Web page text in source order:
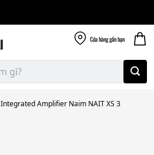
Cửa hànggần bạn
Integrated Amplifier Naim NAIT XS 3